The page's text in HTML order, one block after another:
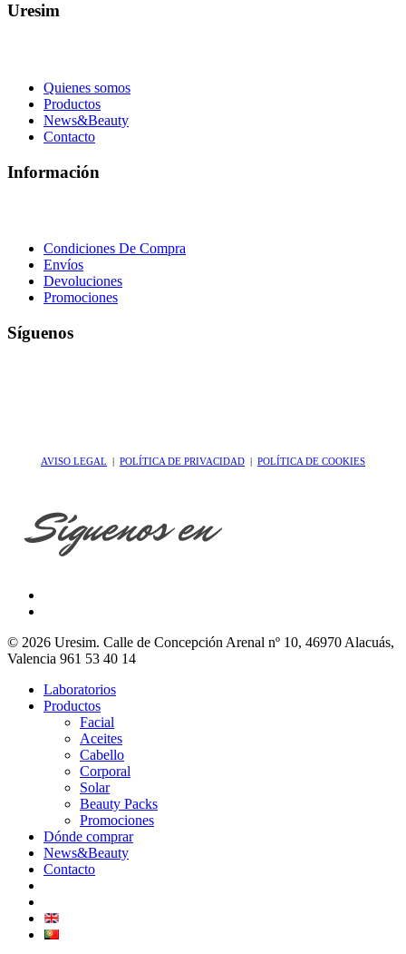
Uresim
Quienes somos
Productos
News&Beauty
Contacto
Información
Condiciones De Compra
Envíos
Devoluciones
Promociones
Síguenos
AVISO LEGAL | POLÍTICA DE PRIVACIDAD | POLÍTICA DE COOKIES
© 2026 Uresim. Calle de Concepción Arenal nº 10, 46970 Alacuás,
Valencia 961 53 40 14
Laboratorios
Productos
Facial
Aceites
Cabello
Corporal
Solar
Beauty Packs
Promociones
Dónde comprar
News&Beauty
Contacto